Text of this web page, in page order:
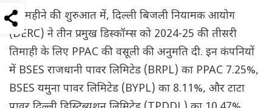
इस महीने की शुरुआत में, दिल्ली बिजली नियामक आयोग
(DERC) ने तीन प्रमुख डिस्कॉम्स को 2024-25 की तीसरी
तिमाही के लिए PPAC की वसूली की अनुमति दी. इन कंपनियों
में BSES राजधानी पावर लिमिटेड (BRPL) का PPAC 7.25%,
BSES यमुना पावर लिमिटेड (BYPL) का 8.11%, और टाटा